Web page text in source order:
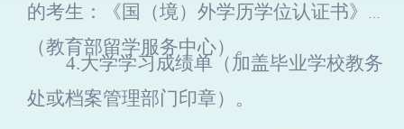
的考生：
《国（境）外学历学位认证书》
（教育部留学服务中心）。
4.大学学习成绩单 （加盖毕业学校教务
处或档案管理部门印章）。